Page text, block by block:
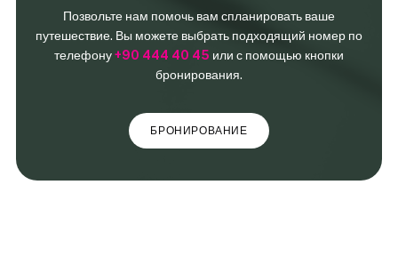
Позвольте нам помочь вам спланировать ваше
путешествие. Вы можете выбрать подходящий номер по
телефону+90 444 40 45 или с помощью кнопки
бронирования.
БРОНИРОВАНИЕ